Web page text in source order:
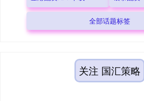
全部话题标签
关注 国汇策略